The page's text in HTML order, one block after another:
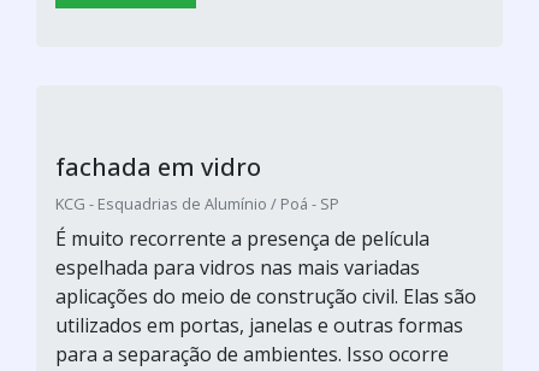
fachada em vidro
KCG - Esquadrias de Alumínio / Poá - SP
É muito recorrente a presença de película
espelhada para vidros nas mais variadas
aplicações do meio de construção civil. Elas são
utilizados em portas, janelas e outras formas
para a separação de ambientes. Isso ocorre